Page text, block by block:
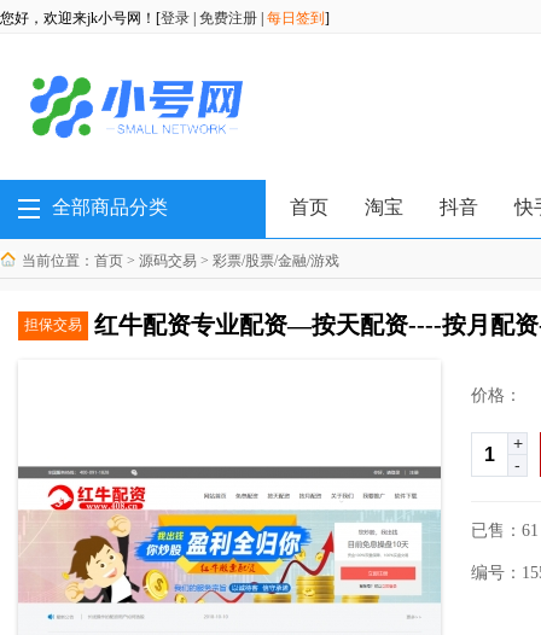
您好，欢迎来jk小号网！[登录 免费注册 每日签到 ]
全部商品分类 首页 淘宝 抖音 快
当前位置： 首页 > 源码交易 > 彩票/股票/金融/游戏
担保交易 红牛配资专业配资—按天配资----按月配
价格：
+
-
已售：61
编号：